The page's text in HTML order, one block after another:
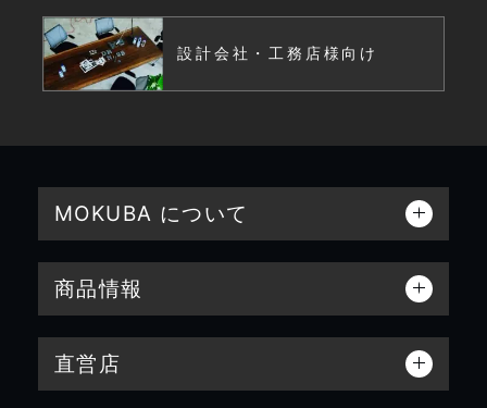
設計会社・工務店様向け
MOKUBA について
商品情報
直営店